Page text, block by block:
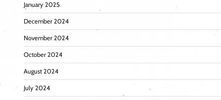
January 2025
December 2024
November 2024
October 2024
August 2024
July 2024